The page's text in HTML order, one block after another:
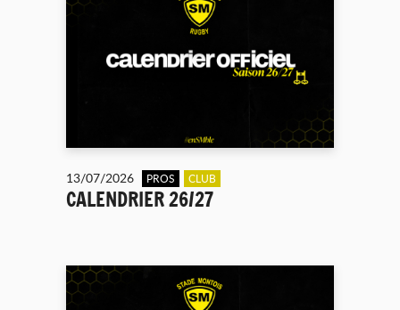
13/07/2026 PROS CLUB
CALENDRIER 26/27